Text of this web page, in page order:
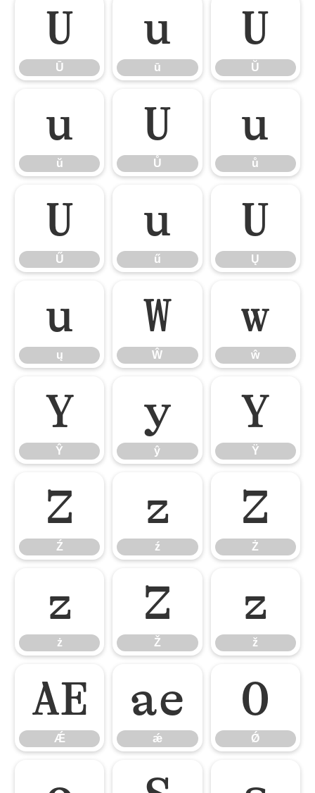
Ū
Ū
ū
ū
Ŭ
Ŭ
ŭ
ŭ
Ů
Ů
ů
ů
Ű
Ű
ű
ű
Ų
Ų
ų
ų
Ŵ
Ŵ
ŵ
ŵ
Ŷ
Ŷ
ŷ
ŷ
Ÿ
Ÿ
Ź
Ź
ź
ź
Ż
Ż
ż
ż
Ž
Ž
ž
ž
Ǽ
Ǽ
ǽ
ǽ
Ǿ
Ǿ